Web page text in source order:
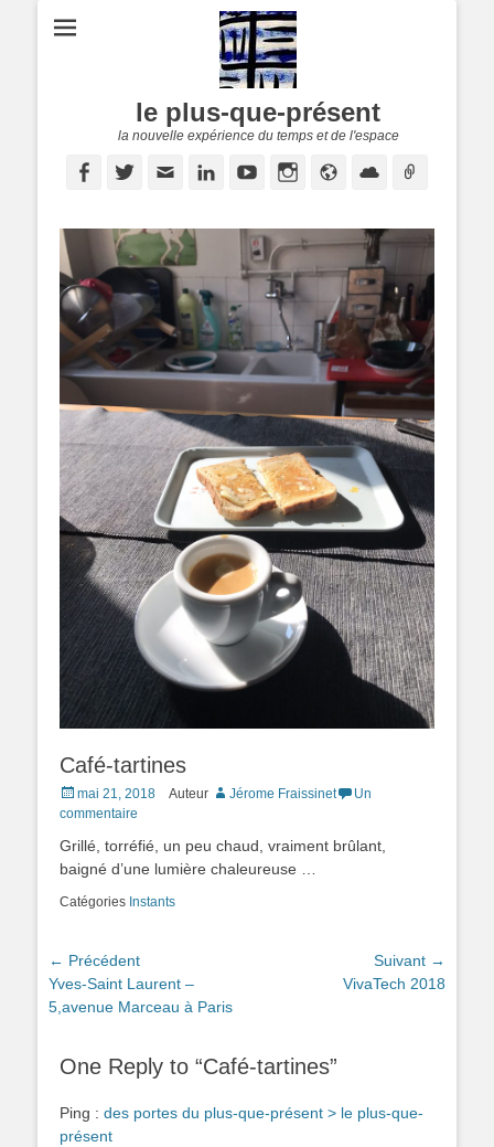
le plus-que-présent
la nouvelle expérience du temps et de l'espace
FacebookTwitter LinkedinYouTubeInstagram
Site
Cloud
Café-tartines
Posted
on
mai 21, 2018 Auteur Jérome Fraissinet
Un
commentaire
Grillé, torréfié, un peu chaud, vraiment brûlant,
baigné d’une lumière chaleureuse …
Catégories Instants
Navigation
de
l’article
← Précédent
Article
précédent :
Yves-Saint Laurent –
5,avenue Marceau à Paris
Suivant →
VivaTech 2018
One Reply to “Café-tartines”
Ping : des portes du plus-que-présent > le plus-que-
présent